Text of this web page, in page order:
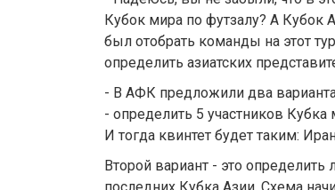
Кубок мира по футзалу? А Кубок
был отобрать команды на этот
определить азиатских
- В АФК предложили два
- определить 5 участников
И тогда квинтет будет таким:
Второй вариант - это